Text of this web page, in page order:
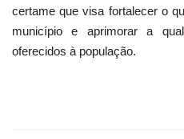
certame que visa fortalecer o
município e aprimorar a
oferecidos à população.